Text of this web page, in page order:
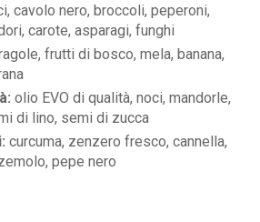
cavolo nero, broccoli, peperoni,
carote, asparagi, funghi
frutti di bosco, mela, banana,
olio EVO di qualità, noci, mandorle,
di lino, semi di zucca
curcuma, zenzero fresco, cannella,
pepe nero